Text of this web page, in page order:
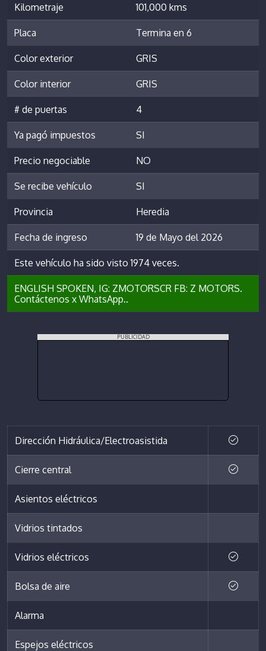
Kilometraje 101,000 kms
Placa Termina en 6
Color exterior GRIS
Color interior GRIS
# de puertas 4
Ya pagó impuestos SI
Precio negociable NO
Se recibe vehículo SI
Provincia Heredia
Fecha de ingreso 19 de Mayo del 2026
Este vehículo ha sido visto 1974 veces.
ENGLISH SPOKEN, IG: ZMOTORSCR FB: Z MOTORS.
Contáctenos x WhatsApp..
PUBLICIDAD
Dirección Hidráulica/Electroasistida
Cierre central
Asientos eléctricos
Vidrios tintados
Vidrios eléctricos
Bolsa de aire
Alarma
Espejos eléctricos